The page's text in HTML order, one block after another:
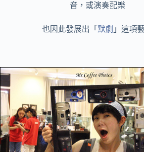
音，或演奏配樂
也因此發展出「 默劇 」這項